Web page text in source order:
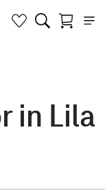
in Lila